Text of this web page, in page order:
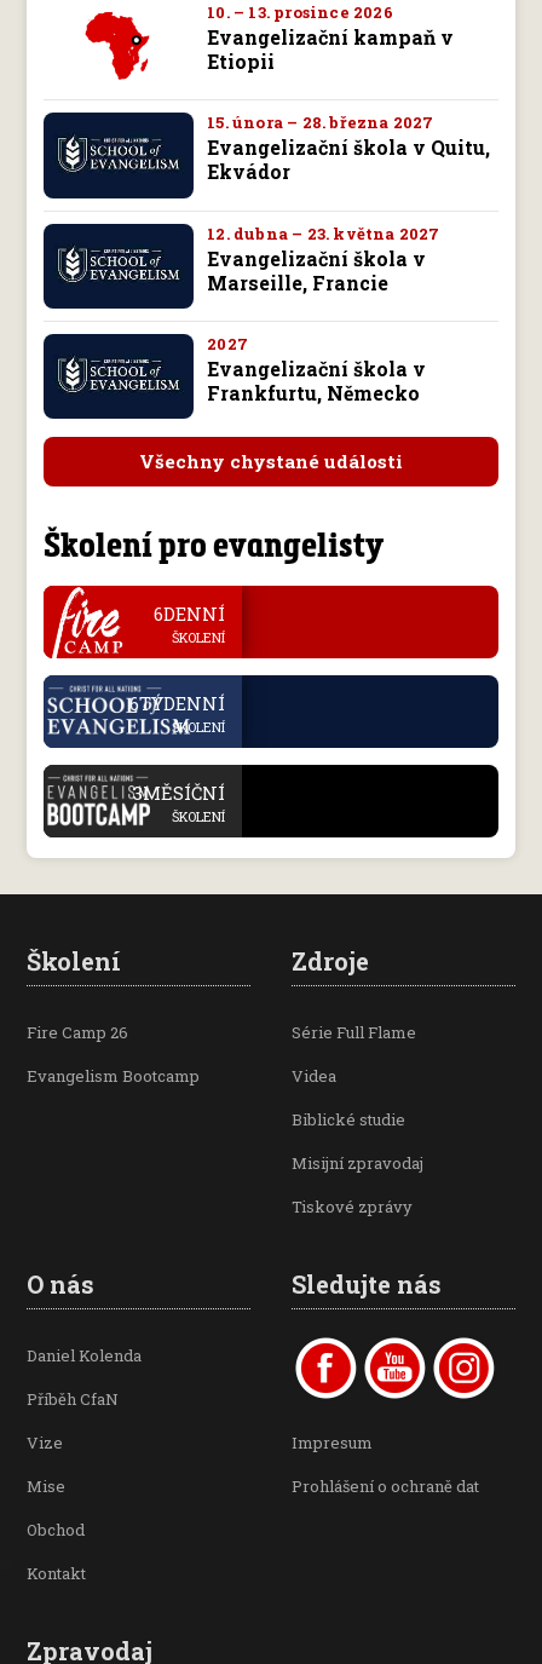
10. – 13. prosince 2026
Evangelizační kampaň v
Etiopii
15. února – 28. března 2027
Evangelizační škola v Quitu,
Ekvádor
12. dubna – 23. května 2027
Evangelizační škola v
Marseille, Francie
2027
Evangelizační škola v
Frankfurtu, Německo
Všechny chystané události
Školení pro evangelisty
. 6DENNÍ
ŠKOLENÍ
. 6TÝDENNÍ
ŠKOLENÍ
. 3MĚSÍČNÍ
ŠKOLENÍ
Školení
Fire Camp 26
Evangelism Bootcamp
Zdroje
Série Full Flame
Videa
Biblické studie
Misijní zpravodaj
Tiskové zprávy
O nás
Daniel Kolenda
Příběh CfaN
Vize
Mise
Obchod
Kontakt
Sledujte nás
Impresum
Prohlášení o ochraně dat
Zpravodaj